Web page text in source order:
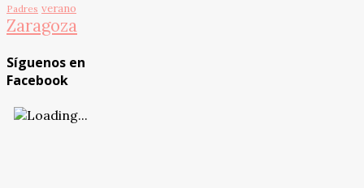
Padres verano
Zaragoza
Síguenos en
Facebook